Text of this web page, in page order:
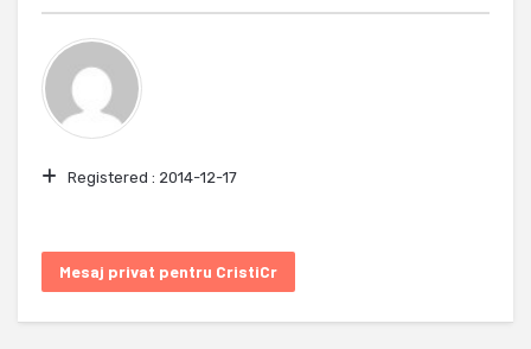
Registered : 2014-12-17
Mesaj privat pentru CristiCr